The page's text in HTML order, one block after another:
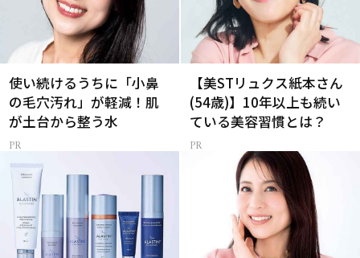
使い続けるうちに「小鼻
の毛穴汚れ」が軽減！肌
が土台から整う水
【美STリュクス紙本さん
(54歳)】10年以上も続い
ている美容習慣とは？